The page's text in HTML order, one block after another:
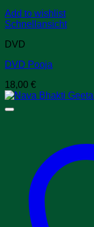
Add to wishlist
Schnellansicht
DVD
DVD Pooja
18,00 €